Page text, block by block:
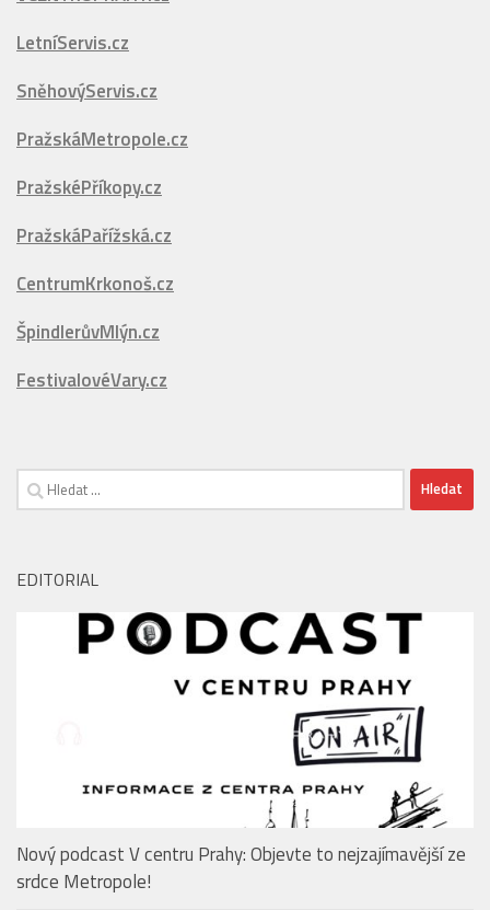
PražskáMetropole.cz
PražskéPříkopy.cz
PražskáPařížská.cz
CentrumKrkonoš.cz
ŠpindlerůvMlýn.cz
FestivalovéVary.cz
Vyhledávání
EDITORIAL
Nový podcast V centru Prahy: Objevte to nejzajímavější ze
PARKOVÁNÍ PALLADIUM